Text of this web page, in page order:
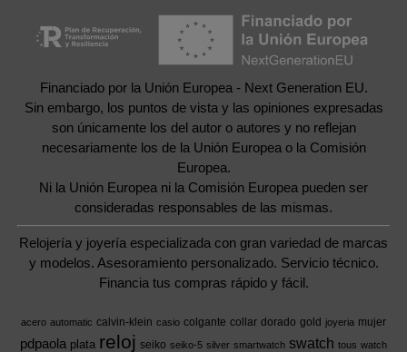
Financiado por la Unión Europea - Next Generation EU.
Sin embargo, los puntos de vista y las opiniones expresadas
son únicamente los del autor o autores y no reflejan
necesariamente los de la Unión Europea o la Comisión
Europea.
Ni la Unión Europea ni la Comisión Europea pueden ser
consideradas responsables de las mismas.
Relojería y joyería especializada con gran variedad de marcas
y modelos. Asesoramiento personalizado. Servicio técnico.
Financia tus compras rápido y fácil.
acero automatic calvin-klein casio colgante collar dorado gold joyeria mujer
pdpaola plata reloj seiko seiko-5 silver smartwatch swatch tous watch